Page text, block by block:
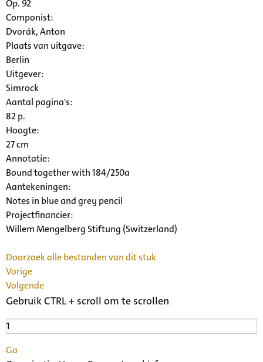
Op. 92
Componist:
Dvorák, Anton
Plaats van uitgave:
Berlin
Uitgever:
Simrock
Aantal pagina's:
82 p.
Hoogte:
27 cm
Annotatie:
Bound together with 184/250a
Aantekeningen:
Notes in blue and grey pencil
Projectfinancier:
Willem Mengelberg Stiftung (Switzerland)
Doorzoek alle bestanden van dit stuk
Vorige
Volgende
Gebruik CTRL + scroll om te scrollen
Ga